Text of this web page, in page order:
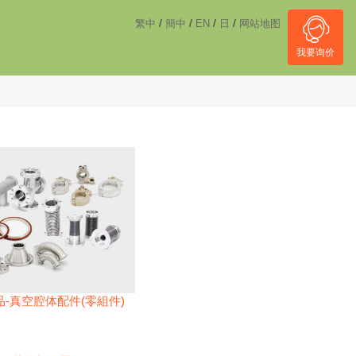
繁中 / 簡中 / EN / 日 / 网站地图
我要询价
-真空腔体配件(零組件)